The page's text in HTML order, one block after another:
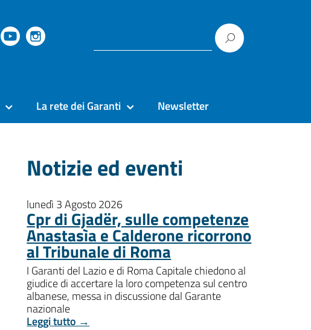
La rete dei Garanti Newsletter
Notizie ed eventi
lunedì 3 Agosto 2026
Cpr di Gjadër, sulle competenze
Anastasìa e Calderone ricorrono
al Tribunale di Roma
I Garanti del Lazio e di Roma Capitale chiedono al
giudice di accertare la loro competenza sul centro
albanese, messa in discussione dal Garante
nazionale
Leggi tutto →